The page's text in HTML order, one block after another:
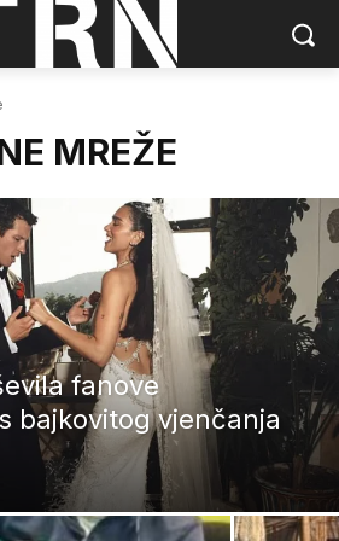
MREŽE
fanove
bajkovitog vjenčanja